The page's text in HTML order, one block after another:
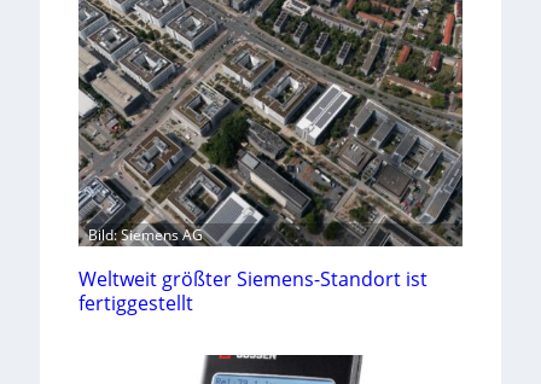
Bild: Siemens AG
Weltweit größter Siemens-Standort ist
fertiggestellt